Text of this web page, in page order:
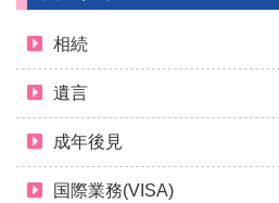
相続
遺言
成年後見
国際業務(VISA)